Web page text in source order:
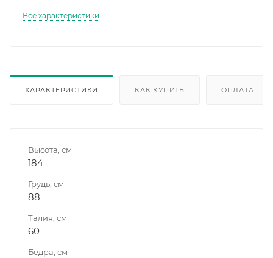
Все характеристики
ХАРАКТЕРИСТИКИ КАК КУПИТЬ ОПЛАТА
Высота, см
184
Грудь, см
88
Талия, см
60
Бедра, см